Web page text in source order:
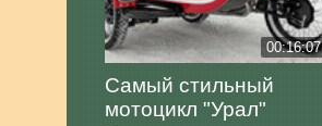
00:16:07
Самый стильный
мотоцикл "Урал"